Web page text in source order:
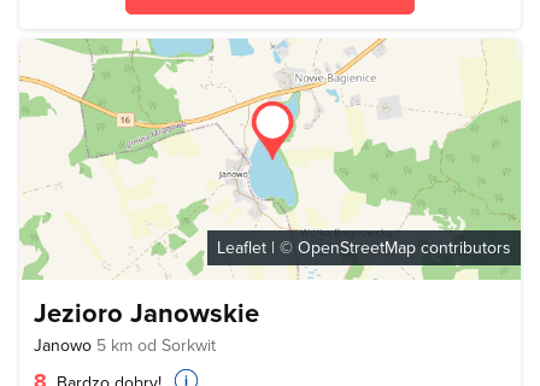
Leaflet | © OpenStreetMap contributors
Jezioro Janowskie
Janowo 5 km od Sorkwit